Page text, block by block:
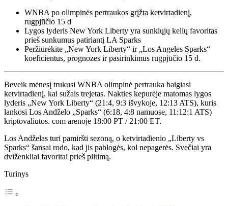
WNBA po olimpinės pertraukos grįžta ketvirtadienį,
rugpjūčio 15 d
Lygos lyderis New York Liberty yra sunkiųjų kelių favoritas
prieš sunkumus patiriantį LA Sparks
Peržiūrėkite „New York Liberty“ ir „Los Angeles Sparks“
koeficientus, prognozes ir pasirinkimus rugpjūčio 15 d.
Beveik mėnesį trukusi WNBA olimpinė pertrauka baigiasi
ketvirtadienį, kai sužais trejetas. Nakties kepurėje matomas lygos
lyderis „New York Liberty“ (21:4, 9:3 išvykoje, 12:13 ATS), kuris
lankosi Los Andželo „Sparks“ (6:18, 4:8 namuose, 11:12:1 ATS)
kriptovaliutos. com arenoje 18:00 PT / 21:00 ET.
Los Andželas turi pamiršti sezoną, o ketvirtadienio „Liberty vs
Sparks“ šansai rodo, kad jis pablogės, kol nepagerės. Svečiai yra
dviženkliai favoritai prieš plitimą.
Turinys